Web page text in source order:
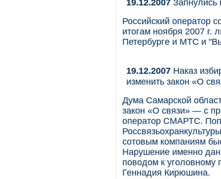
19.12.2007 Запнулись
Российский оператор
итогам ноября 2007 г.
Петербурге и МТС и
19.12.2007 Наказ
изменить закон «О
Дума Самарской
закон «О связи» — с
оператор СМАРТС.
сотовым компаниям
Нарушение именно
поводом к
Геннадия Кирюшина.